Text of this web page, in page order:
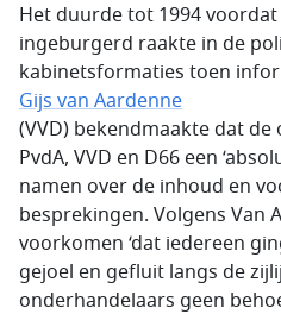
Het duurde tot 1994
ingeburgerd raakte in de
kabinetsformaties toen
Gijs van Aardenne
(VVD) bekendmaakte dat
PvdA, VVD en D66 een
namen over de inhoud en
besprekingen. Volgens Van
voorkomen ‘dat iedereen
gejoel en gefluit langs de
onderhandelaars geen